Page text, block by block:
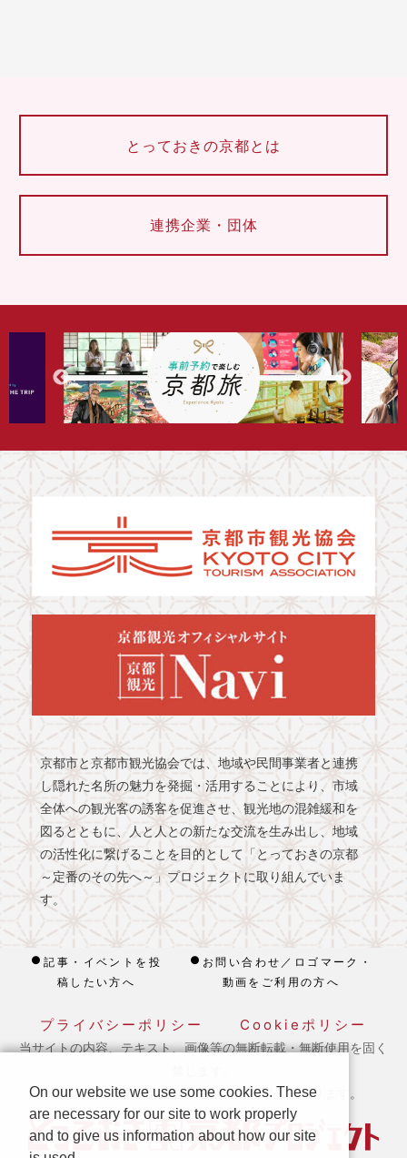
とっておきの京都とは
連携企業・団体
京都市と京都市観光協会では、地域や民間事業者と連携
し隠れた名所の魅力を発掘・活用することにより、市域
全体への観光客の誘客を促進させ、観光地の混雑緩和を
図るとともに、人と人との新たな交流を生み出し、地域
の活性化に繋げることを目的として「とっておきの京都
～定番のその先へ～」プロジェクトに取り組んでいま
す。
記事・イベントを投
稿したい方へ
お問い合わせ／ロゴマーク・
動画をご利用の方へ
プライバシーポリシー Cookieポリシー
当サイトの内容、テキスト、画像等の無断転載・無断使用を固く
※ 本ホームページの運営は宿泊税を活用しております。
On our website we use some cookies. These
are necessary for our site to work properly
and to give us information about how our site